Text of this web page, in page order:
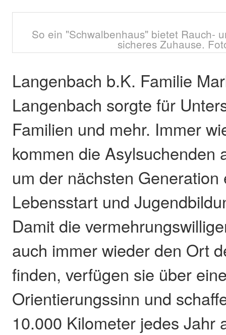
So ein "Schwalbenhaus" bietet Rauch-
sicheres Zuhause.
Langenbach b.K. Familie
Langenbach sorgte für
Familien und mehr. Immer
kommen die Asylsuchenden
um der nächsten Generation
Lebensstart und
Damit die
auch immer wieder den Ort
finden, verfügen sie über
Orientierungssinn und
10.000 Kilometer jedes Jahr